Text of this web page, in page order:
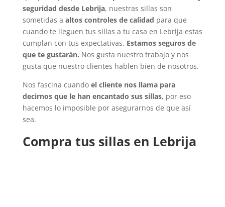
seguridad desde Lebrija, nuestras sillas son
sometidas a altos controles de calidad para que
cuando te lleguen tus sillas a tu casa en Lebrija estas
cumplan con tus expectativas. Estamos seguros de
que te gustarán. Nos gusta nuestro trabajo y nos
gusta que nuestro clientes hablen bien de nosotros.
Nos fascina cuando el cliente nos llama para
decirnos que le han encantado sus sillas, por eso
hacemos lo imposible por asegurarnos de que así
sea.
Compra tus sillas en Lebrija